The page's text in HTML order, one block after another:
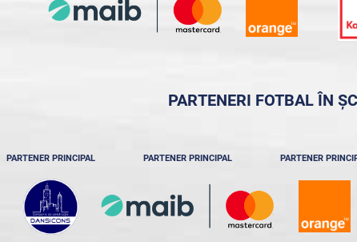
PARTENERI FOTBAL ÎN
PARTENER PRINCIPAL PARTENER PRINCIPAL PARTENER